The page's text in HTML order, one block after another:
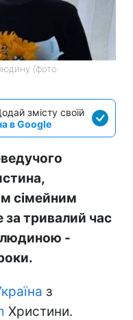
(фото:
змісту своїй
в Google
сімейним
тривалий час
людиною -
з
Христини.